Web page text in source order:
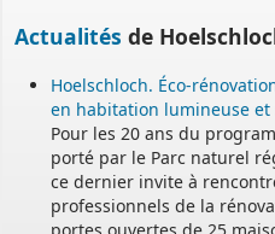
Une permanence est assurée
Actualités de
Hoelschloch. Éco-
en habitation lumineuse et
Pour les 20 ans du
porté par le Parc naturel
ce dernier invite à
professionnels de la